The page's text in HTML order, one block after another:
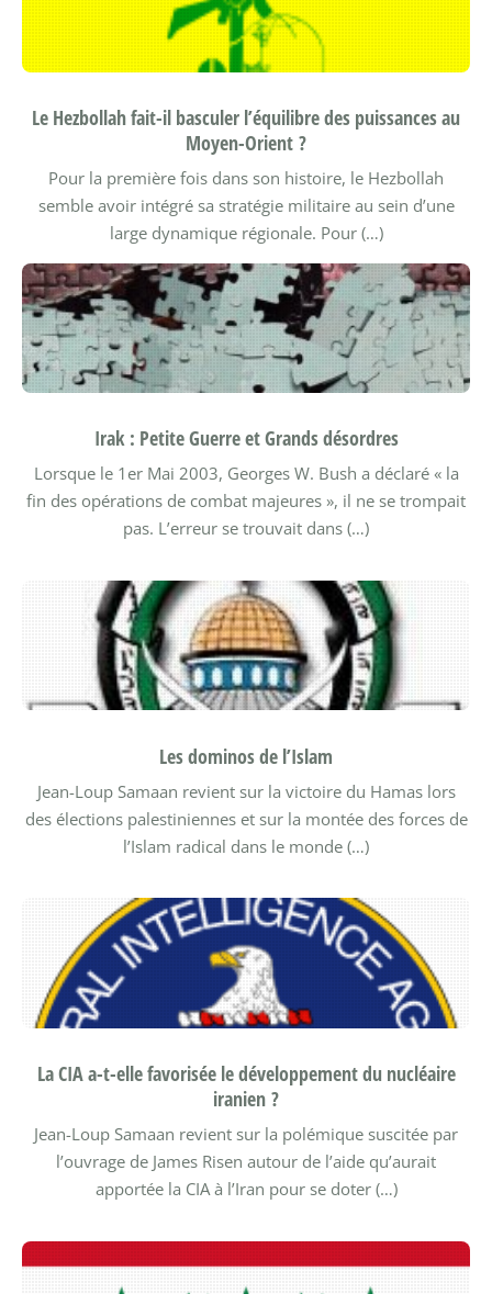
Le Hezbollah fait-il basculer l’équilibre des puissances au
Moyen-Orient ?
Pour la première fois dans son histoire, le Hezbollah
semble avoir intégré sa stratégie militaire au sein d’une
large dynamique régionale. Pour (…)
Irak : Petite Guerre et Grands désordres
Lorsque le 1er Mai 2003, Georges W. Bush a déclaré « la
fin des opérations de combat majeures », il ne se trompait
pas. L’erreur se trouvait dans (…)
Les dominos de l’Islam
Jean-Loup Samaan revient sur la victoire du Hamas lors
des élections palestiniennes et sur la montée des forces de
l’Islam radical dans le monde (…)
La CIA a-t-elle favorisée le développement du nucléaire
iranien ?
Jean-Loup Samaan revient sur la polémique suscitée par
l’ouvrage de James Risen autour de l’aide qu’aurait
apportée la CIA à l’Iran pour se doter (…)